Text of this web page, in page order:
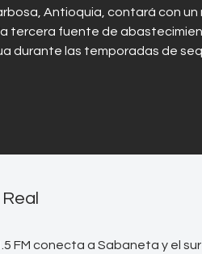
Antioquia, contará con
tercera fuente de
durante las temporadas de
FM conecta a Sabaneta y el sur